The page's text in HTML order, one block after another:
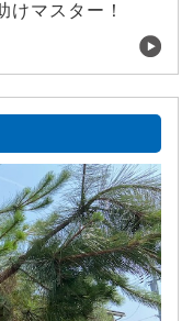
けマスター！